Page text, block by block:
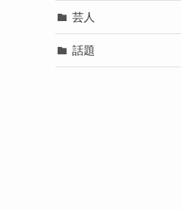
芸人
話題